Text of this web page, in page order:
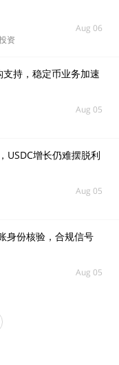
Aug 06
资
持，稳定币业务加速
Aug 05
USDC增长仍难摆脱利
Aug 05
身份核验，合规信号
Aug 05